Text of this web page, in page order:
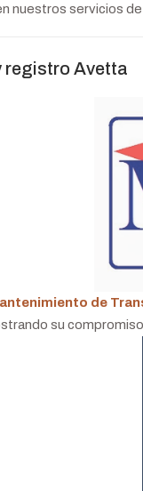
nuestros servicios
registro Avetta
de
su